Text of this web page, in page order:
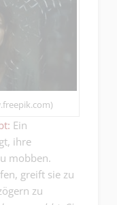
Ein
ihre
mobben.
greift sie zu
zu